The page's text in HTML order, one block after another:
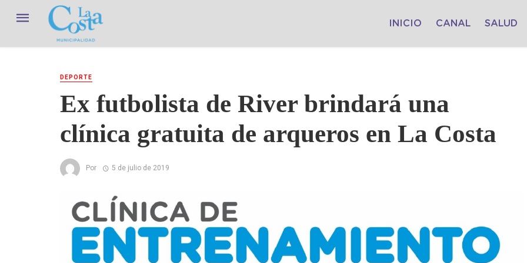
INICIO CANAL SALUD
DEPORTE
Ex futbolista de River brindará una
clínica gratuita de arqueros en La Costa
Por 5 de julio de 2019